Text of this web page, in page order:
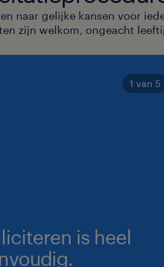
naar gelijke kansen voor
zijn welkom, ongeacht
1 van 5
is heel